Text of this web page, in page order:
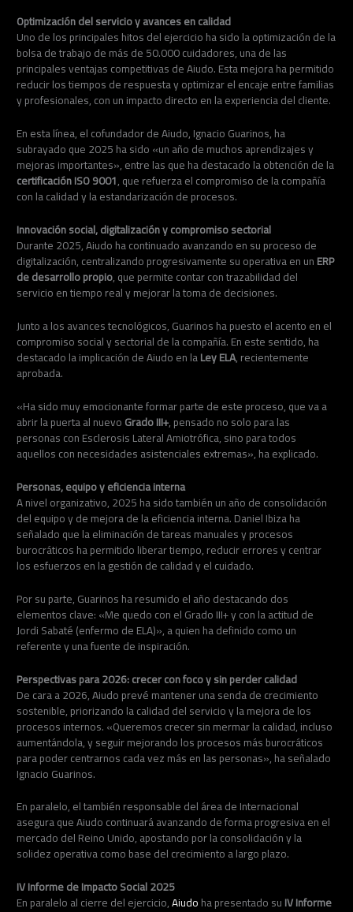
Optimización del servicio y avances en calidad
Uno de los principales hitos del ejercicio ha sido la optimización de la
bolsa de trabajo de más de 50.000 cuidadores, una de las
principales ventajas competitivas de Aiudo. Esta mejora ha permitido
reducir los tiempos de respuesta y optimizar el encaje entre familias
y profesionales, con un impacto directo en la experiencia del cliente.
En esta línea, el cofundador de Aiudo, Ignacio Guarinos, ha
subrayado que 2025 ha sido «un año de muchos aprendizajes y
mejoras importantes», entre las que ha destacado la obtención de la
certificación ISO 9001, que refuerza el compromiso de la compañía
con la calidad y la estandarización de procesos.
Innovación social, digitalización y compromiso sectorial
Durante 2025, Aiudo ha continuado avanzando en su proceso de
digitalización, centralizando progresivamente su operativa en unERP
de desarrollo propio, que permite contar con trazabilidad del
servicio en tiempo real y mejorar la toma de decisiones.
Junto a los avances tecnológicos, Guarinos ha puesto el acento en el
compromiso social y sectorial de la compañía. En este sentido, ha
destacado la implicación de Aiudo en laLey ELA, recientemente
aprobada.
«Ha sido muy emocionante formar parte de este proceso, que va a
abrir la puerta al nuevoGrado III+, pensado no solo para las
personas con Esclerosis Lateral Amiotrófica, sino para todos
aquellos con necesidades asistenciales extremas», ha explicado.
Personas, equipo y eficiencia interna
A nivel organizativo, 2025 ha sido también un año de consolidación
del equipo y de mejora de la eficiencia interna. Daniel Ibiza ha
señalado que la eliminación de tareas manuales y procesos
burocráticos ha permitido liberar tiempo, reducir errores y centrar
los esfuerzos en la gestión de calidad y el cuidado.
Por su parte, Guarinos ha resumido el año destacando dos
elementos clave: «Me quedo con el Grado III+ y con la actitud de
Jordi Sabaté (enfermo de ELA)», a quien ha definido como un
referente y una fuente de inspiración.
Perspectivas para 2026: crecer con foco y sin perder calidad
De cara a 2026, Aiudo prevé mantener una senda de crecimiento
sostenible, priorizando la calidad del servicio y la mejora de los
procesos internos. «Queremos crecer sin mermar la calidad, incluso
aumentándola, y seguir mejorando los procesos más burocráticos
para poder centrarnos cada vez más en las personas», ha señalado
Ignacio Guarinos.
En paralelo, el también responsable del área de Internacional
asegura que Aiudo continuará avanzando de forma progresiva en el
mercado del Reino Unido, apostando por la consolidación y la
solidez operativa como base del crecimiento a largo plazo.
IV Informe de Impacto Social 2025
En paralelo al cierre del ejercicio,Aiudoha presentado suIV Informe